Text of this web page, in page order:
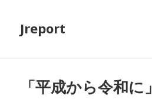
Jreport
「平成から令和に」